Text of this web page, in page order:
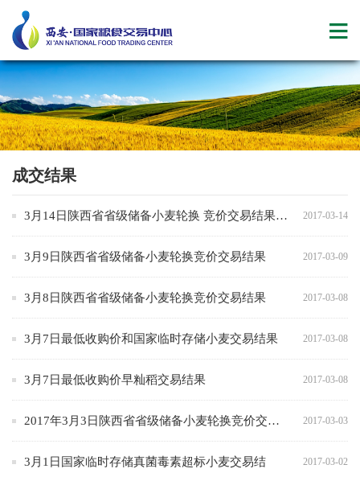
成交结果
3月14日陕西省省级储备小麦轮换 竞价交易结果（2） 2017-03-14
3月9日陕西省省级储备小麦轮换竞价交易结果 2017-03-09
3月8日陕西省省级储备小麦轮换竞价交易结果 2017-03-08
3月7日最低收购价和国家临时存储小麦交易结果 2017-03-08
3月7日最低收购价早籼稻交易结果 2017-03-08
2017年3月3日陕西省省级储备小麦轮换竞价交易结果 2017-03-03
3月1日国家临时存储真菌毒素超标小麦交易结 2017-03-02